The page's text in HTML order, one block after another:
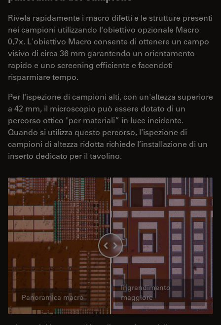
Rivela rapidamente i macro difetti e le strutture presenti
nei campioni utilizzando l'obiettivo opzionale Macro
0,7x. L'obiettivo Macro consente di ottenere un campo
visivo di circa 36 mm garantendo un orientamento
rapido e uno screening efficiente e facendoti
risparmiare tempo.
Per l'ispezione di campioni alti, con un'altezza superiore
a 42 mm, il microscopio può essere dotato di un
percorso ottico "per materiali” in luce incidente.
Quando si utilizza questo percorso, l'ispezione di
campioni di altezza ridotta richiede l’installazione di un
inserto dedicato per il tavolino.
Panoramica macro
Ingrandimento
maggiore